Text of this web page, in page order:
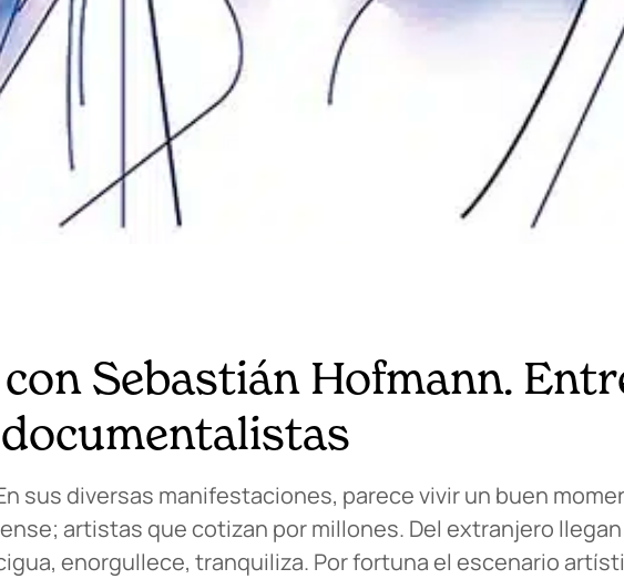
Sebastián Hofmann.
sus diversas manifestaciones, parece vivir un buen
artistas que cotizan por millones. Del extranjero
enorgullece, tranquiliza. Por fortuna el escenario